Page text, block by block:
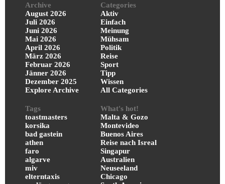
Archive
August 2026
Juli 2026
Juni 2026
Mai 2026
April 2026
März 2026
Februar 2026
Jänner 2026
Dezember 2025
Explore Archive
Categories
Aktiv
Einfach
Meinung
Mühsam
Politik
Reise
Sport
Tipp
Wissen
All Categories
Tags
toastmasters
korsika
bad gastein
athen
faro
algarve
miv
elterntaxis
What's hot!
Malta & Gozo
Montevideo
Buenos Aires
Reise nach Isreal
Singapur
Australien
Neuseeland
Chicago